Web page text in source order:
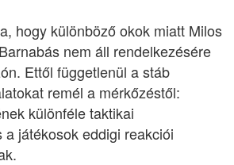
hogy különböző okok miatt Milos
nem áll rendelkezésére
Ettől függetlenül a stáb
remél a mérkőzéstől:
különféle taktikai
a játékosok eddigi reakciói